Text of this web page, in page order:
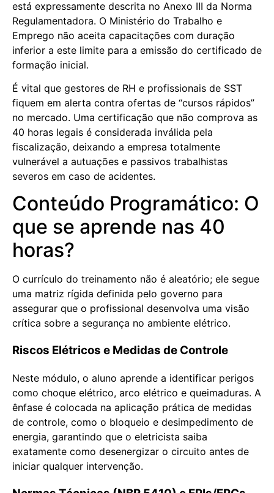
está expressamente descrita no Anexo III da Norma
Regulamentadora. O Ministério do Trabalho e
Emprego não aceita capacitações com duração
inferior a este limite para a emissão do certificado de
formação inicial.
É vital que gestores de RH e profissionais de SST
fiquem em alerta contra ofertas de “cursos rápidos”
no mercado. Uma certificação que não comprova as
40 horas legais é considerada inválida pela
fiscalização, deixando a empresa totalmente
vulnerável a autuações e passivos trabalhistas
severos em caso de acidentes.
Conteúdo Programático: O
que se aprende nas 40
horas?
O currículo do treinamento não é aleatório; ele segue
uma matriz rígida definida pelo governo para
assegurar que o profissional desenvolva uma visão
crítica sobre a segurança no ambiente elétrico.
Riscos Elétricos e Medidas de Controle
Neste módulo, o aluno aprende a identificar perigos
como choque elétrico, arco elétrico e queimaduras. A
ênfase é colocada na aplicação prática de medidas
de controle, como o bloqueio e desimpedimento de
energia, garantindo que o eletricista saiba
exatamente como desenergizar o circuito antes de
iniciar qualquer intervenção.